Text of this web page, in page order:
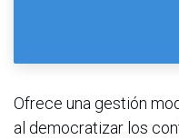
Ofrece una gestión
al democratizar los